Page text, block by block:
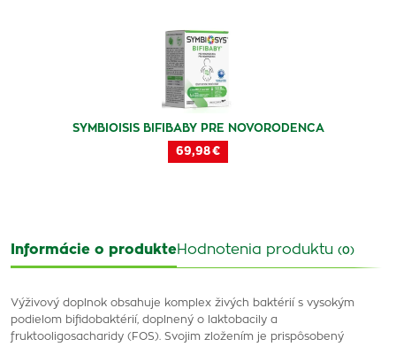
SYMBIOISIS BIFIBABY PRE NOVORODENCA
69,98 €
Informácie o produkteHodnotenia produktu (0)
Výživový doplnok obsahuje komplex živých baktérií s vysokým
podielom bifidobaktérií, doplnený o laktobacily a
fruktooligosacharidy (FOS). Svojim zložením je prispôsobený